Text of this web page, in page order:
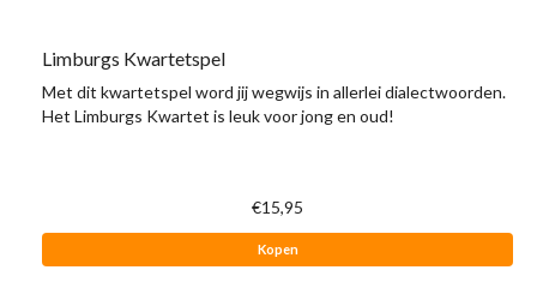
Limburgs Kwartetspel
Met dit kwartetspel word jij wegwijs in allerlei dialectwoorden.
Het Limburgs Kwartet is leuk voor jong en oud!
€15,95
Kopen